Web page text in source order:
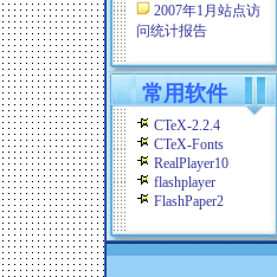
2007年1月站点访
问统计报告
常用软件
CTeX-2.2.4
CTeX-Fonts
RealPlayer10
flashplayer
FlashPaper2